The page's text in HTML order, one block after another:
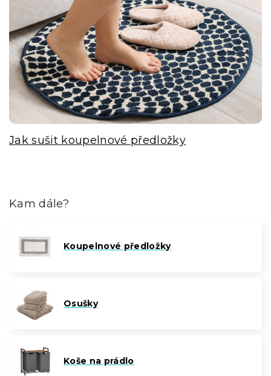
Jak sušit koupelnové předložky
Kam dále?
Koupelnové předložky
Osušky
Koše na prádlo